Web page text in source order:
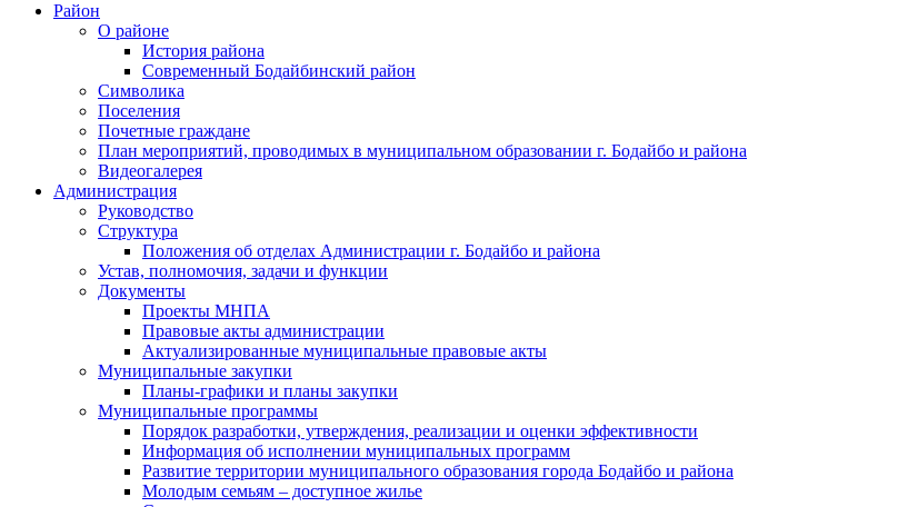
Район
О районе
История района
Современный Бодайбинский район
Символика
Поселения
Почетные граждане
План мероприятий, проводимых в муниципальном образовании г. Бодайбо и района
Видеогалерея
Администрация
Руководство
Структура
Положения об отделах Администрации г. Бодайбо и района
Устав, полномочия, задачи и функции
Документы
Проекты МНПА
Правовые акты администрации
Актуализированные муниципальные правовые акты
Муниципальные закупки
Планы-графики и планы закупки
Муниципальные программы
Порядок разработки, утверждения, реализации и оценки эффективности
Информация об исполнении муниципальных программ
Развитие территории муниципального образования города Бодайбо и района
Молодым семьям – доступное жилье